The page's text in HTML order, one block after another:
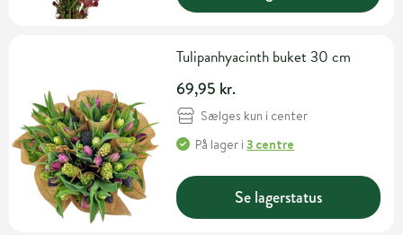
Tulipanhyacinth buket 30 cm
69,95 kr.
Sælges kun i center
På lager i3 centre
Se lagerstatus